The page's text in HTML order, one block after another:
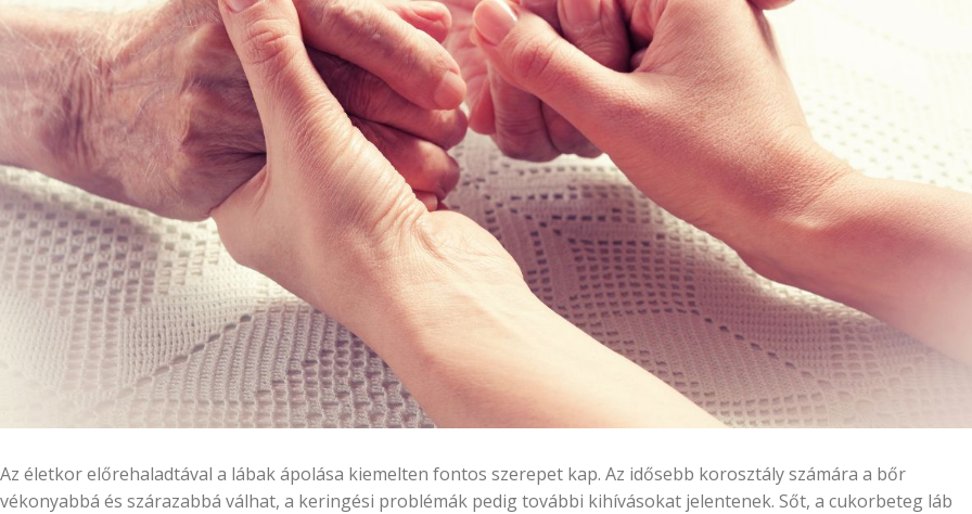
Az életkor előrehaladtával a lábak ápolása kiemelten fontos szerepet kap. Az idősebb korosztály számára a bőr
vékonyabbá és szárazabbá válhat, a keringési problémák pedig további kihívásokat jelentenek. Sőt, a cukorbeteg láb